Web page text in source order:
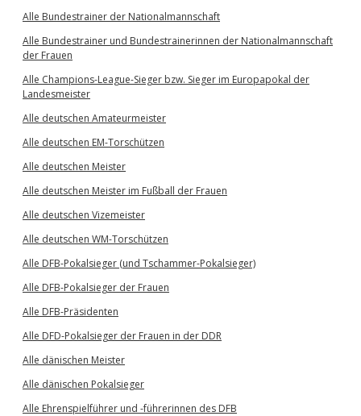
Alle Bundestrainer der Nationalmannschaft
Alle Bundestrainer und Bundestrainerinnen der Nationalmannschaft
der Frauen
Alle Champions-League-Sieger bzw. Sieger im Europapokal der
Landesmeister
Alle deutschen Amateurmeister
Alle deutschen EM-Torschützen
Alle deutschen Meister
Alle deutschen Meister im Fußball der Frauen
Alle deutschen Vizemeister
Alle deutschen WM-Torschützen
Alle DFB-Pokalsieger (und Tschammer-Pokalsieger)
Alle DFB-Pokalsieger der Frauen
Alle DFB-Präsidenten
Alle DFD-Pokalsieger der Frauen in der DDR
Alle dänischen Meister
Alle dänischen Pokalsieger
Alle Ehrenspielführer und -führerinnen des DFB